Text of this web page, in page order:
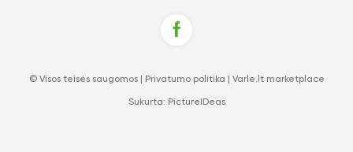
© Visos teisės saugomos | Privatumo politika Varle.lt marketplace
Sukurta: PictureIDeas